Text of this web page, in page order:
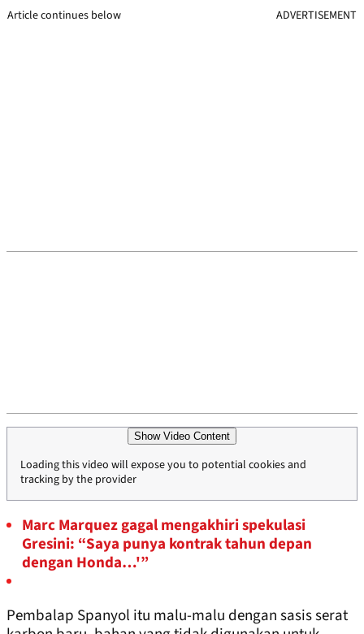
Article continues below ADVERTISEMENT
Show Video Content
Loading this video will expose you to potential cookies and
tracking by the provider
Marc Marquez gagal mengakhiri spekulasi
Gresini: “Saya punya kontrak tahun depan
dengan Honda…'”
Pembalap Spanyol itu malu-malu dengan sasis serat